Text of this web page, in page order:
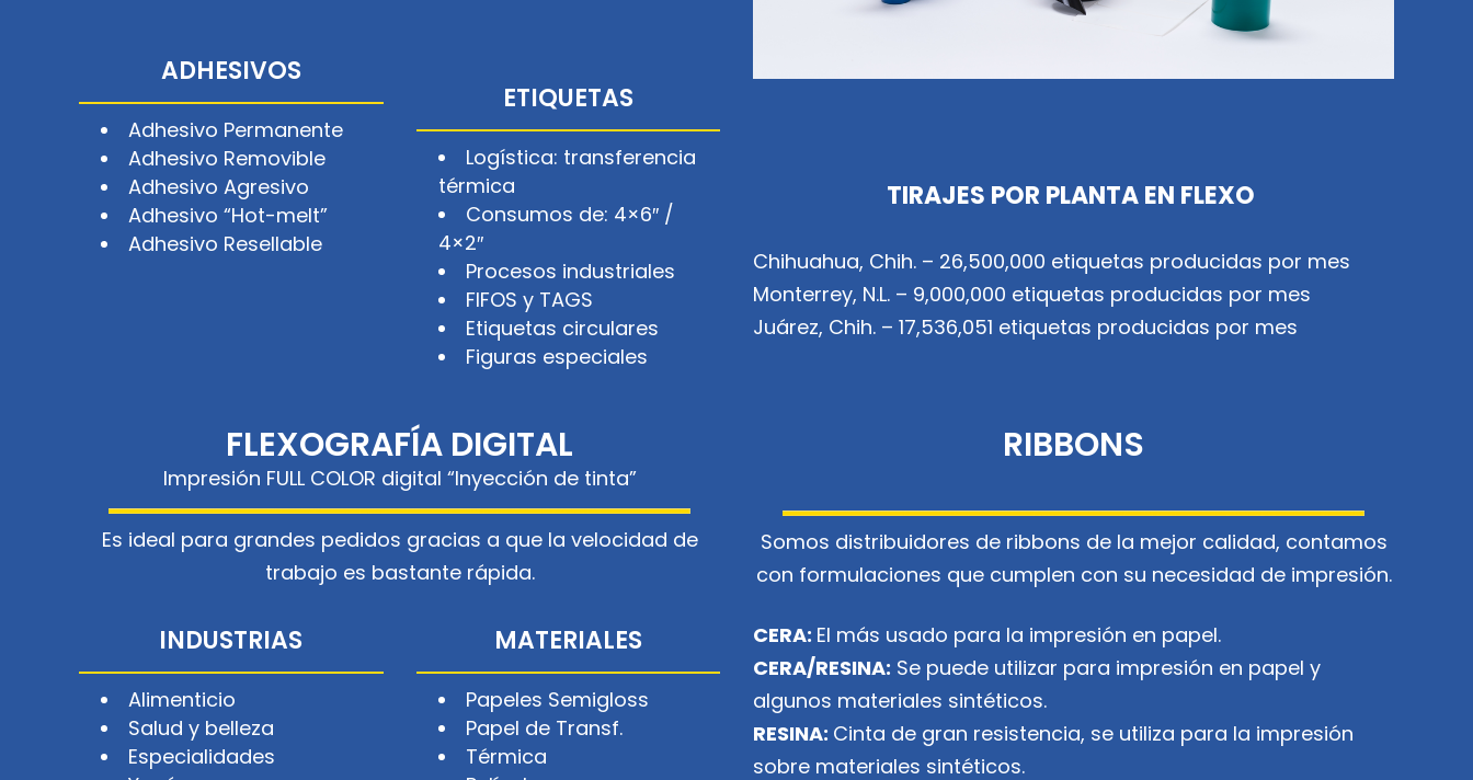
ADHESIVOS
Adhesivo Permanente
Adhesivo Removible
Adhesivo Agresivo
Adhesivo “Hot-melt”
Adhesivo Resellable
ETIQUETAS
Logística: transferencia
térmica
Consumos de: 4×6″ /
4×2″
Procesos industriales
FIFOS y TAGS
Etiquetas circulares
Figuras especiales
TIRAJES POR PLANTA EN FLEXO
Chihuahua, Chih. – 26,500,000 etiquetas producidas por mes
Monterrey, N.L. – 9,000,000 etiquetas producidas por mes
Juárez, Chih. – 17,536,051 etiquetas producidas por mes
FLEXOGRAFÍA DIGITAL
Impresión FULL COLOR digital “Inyección de tinta”
Es ideal para grandes pedidos gracias a que la velocidad de
trabajo es bastante rápida.
INDUSTRIAS
Alimenticio
Salud y belleza
Especialidades
MATERIALES
Papeles Semigloss
Papel de Transf.
Térmica
RIBBONS
Somos distribuidores de ribbons de la mejor calidad, contamos
con formulaciones que cumplen con su necesidad de impresión.
CERA: El más usado para la impresión en papel.
CERA/RESINA: Se puede utilizar para impresión en papel y
algunos materiales sintéticos.
RESINA: Cinta de gran resistencia, se utiliza para la impresión
sobre materiales sintéticos.